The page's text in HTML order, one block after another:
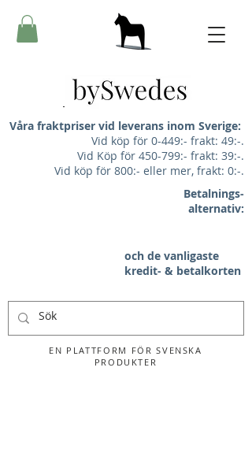
EN PLATTFORM FÖR SVENSKA
PRODUKTER
Våra fraktpriser vid leverans inom Sverige:
Vid köp för 0-449:- frakt: 49:-.
Vid Köp för 450-799:- frakt: 39:-.
Vid köp för 800:- eller mer, frakt: 0:-.
Betalnings-
alternativ:
och de vanligaste
kredit- & betalkorten